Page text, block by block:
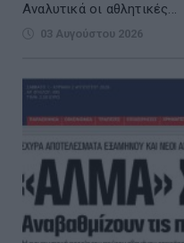
Αναλυτικά οι αθλητικές...
03 Αυγούστου 2026